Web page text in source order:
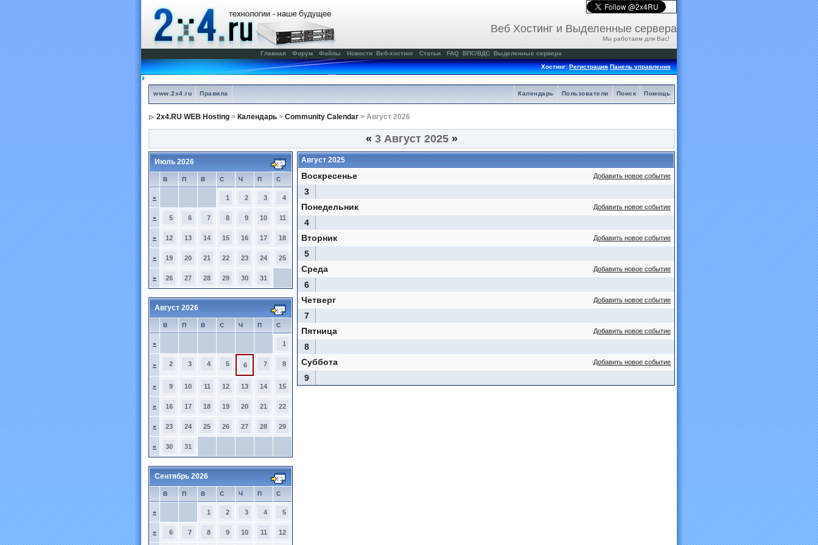
Веб Хостинг и Выделенные сервера
Мы работаем для Вас!
Главная Форум Файлы Новости Веб-хостинг Статьи FAQ ВПС/ВДС Выделенные сервера
Хостинг:Регистрация Панель управления
www.2x4.ru Правила Помощь
Поиск
Пользователи
Календарь
2x4.RU WEB Hosting > Календарь > Community Calendar > Август 2026
« 3 Август 2025 »
Июль 2026
В П В С Ч П С
» 1 2 3 4
» 5 6 7 8 9 10 11
» 12 13 14 15 16 17 18
» 19 20 21 22 23 24 25
» 26 27 28 29 30 31
Август 2026
В П В С Ч П С
» 1
» 2 3 4 5 6 7 8
» 9 10 11 12 13 14 15
» 16 17 18 19 20 21 22
» 23 24 25 26 27 28 29
» 30 31
Сентябрь 2026
В П В С Ч П С
» 1 2 3 4 5
» 6 7 8 9 10 11 12
Август 2025
Добавить новое событие
Воскресенье
3
Добавить новое событие
Понедельник
4
Добавить новое событие
Вторник
5
Добавить новое событие
Среда
6
Добавить новое событие
Четверг
7
Добавить новое событие
Пятница
8
Добавить новое событие
Суббота
9